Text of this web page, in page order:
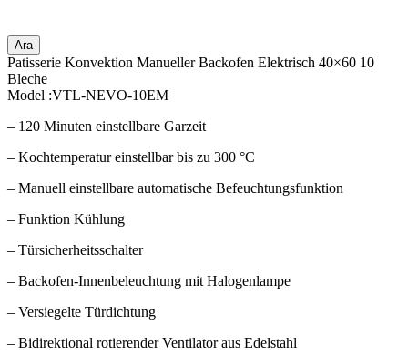
Ara
Patisserie Konvektion Manueller Backofen Elektrisch 40×60 10
Bleche
Model :VTL-NEVO-10EM
– 120 Minuten einstellbare Garzeit
– Kochtemperatur einstellbar bis zu 300 °C
– Manuell einstellbare automatische Befeuchtungsfunktion
– Funktion Kühlung
– Türsicherheitsschalter
– Backofen-Innenbeleuchtung mit Halogenlampe
– Versiegelte Türdichtung
– Bidirektional rotierender Ventilator aus Edelstahl